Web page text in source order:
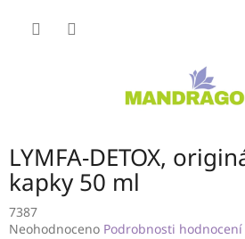
LYMFA-DETOX,
kapky 50 ml
7387
Průměrné
Neohodnoceno Podrobnosti hodnocení